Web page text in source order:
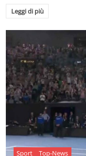
Leggi di più
Sport Top-News